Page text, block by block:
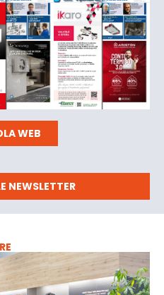
WEB
NEWSLETTER